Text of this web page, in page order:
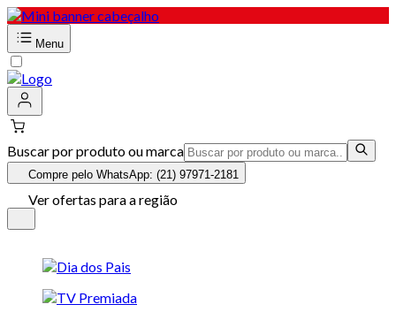
Menu
Buscar por produto ou marca
Compre pelo WhatsApp: (21) 97971-2181
Ver ofertas para a região